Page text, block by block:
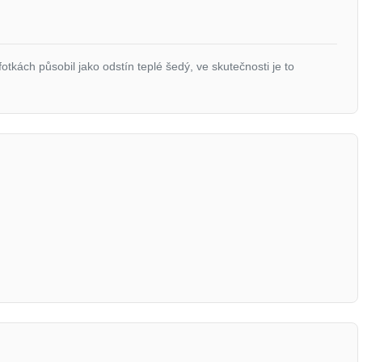
působil jako odstín teplé šedý, ve skutečnosti je to